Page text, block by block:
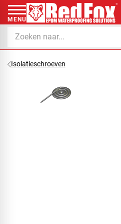
MENU
Isolatieschroeven